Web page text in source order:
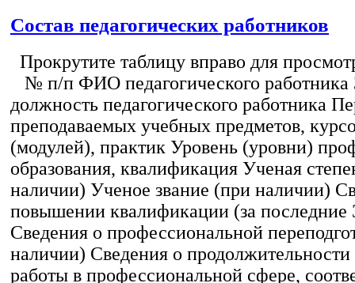
Состав педагогических работников
Прокрутите таблицу вправо для
№ п/п ФИО педагогического работника
должность педагогического работника
преподаваемых учебных предметов,
(модулей), практик Уровень (уровни)
образования, квалификация Ученая
наличии) Ученое звание (при наличии)
повышении квалификации (за последние
Сведения о профессиональной
наличии) Сведения о
работы в профессиональной сфере,